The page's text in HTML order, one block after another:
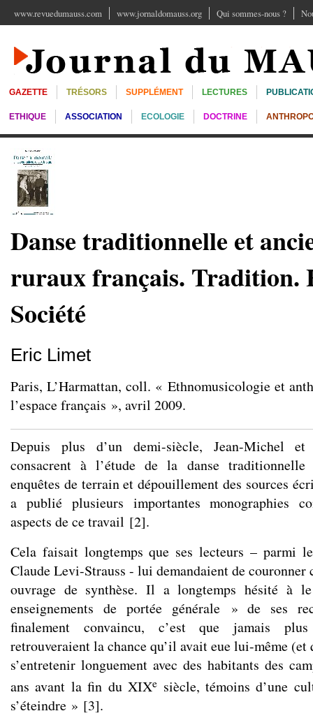
www.revuedumauss.com www.jornaldomauss.org Qui sommes-nous ?
GAZETTE TRÉSORS SUPPLÉMENT LECTURES
ETHIQUE ASSOCIATION ECOLOGIE DOCTRINE
Danse traditionnelle et
ruraux français. Tradition.
Société
Eric Limet
Paris, L’Harmattan, coll. « Ethnomusicologie et
l’espace français », avril 2009.
Depuis plus d’un demi-siècle, Jean-Michel
consacrent à l’étude de la danse traditionnelle
enquêtes de terrain et dépouillement des sources
a publié plusieurs importantes monographies
aspects de ce travail [2].
Cela faisait longtemps que ses lecteurs – parmi
Claude Levi-Strauss - lui demandaient de couronner
ouvrage de synthèse. Il a longtemps hésité à
enseignements de portée générale » de ses
finalement convaincu, c’est que jamais
retrouveraient la chance qu’il avait eue lui-même
s’entretenir longuement avec des habitants des
ans avant la fin du XIXe siècle, témoins d’une
s’éteindre » [3].